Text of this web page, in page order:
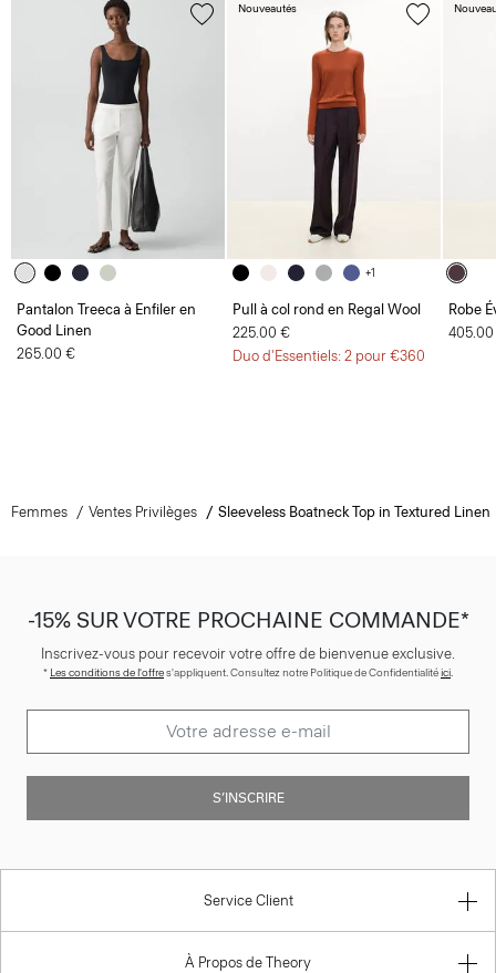
Pantalon Treeca à Enfiler en
Good Linen
265.00 €
+1
Pull à col rond en Regal Wool
225.00 €
Duo d'Essentiels: 2 pour €360
Nouveautés
Robe
Femmes Ventes Privilèges Sleeveless Boatneck Top in Textured Linen
-15% SUR VOTRE PROCHAINE COMMANDE*
Inscrivez-vous pour recevoir votre offre de bienvenue exclusive.
* Les conditions de l'offres'appliquent. Consultez notre Politique de Confidentialitéici.
S’INSCRIRE
Service Client
À Propos de Theory